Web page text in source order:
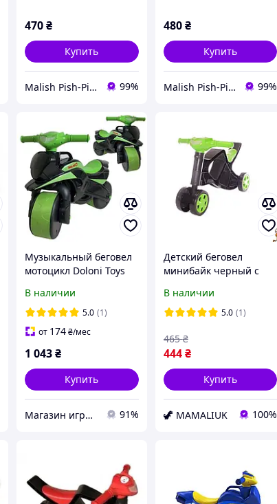
470₴
Купить
Malish Pish-Pish 99%
480 ₴
Купить
Malish Pish-Pish 99%
Музыкальный беговел
мотоцикл Doloni Toys
Зелёный (0139/59-RT)
В наличии
5.0 (1)
от 174₴/мес
1 043₴
Купить
Магазин игрушек "КАЗКА" 91%
Детский беговел
минибайк черный с
Doloni 0136/01
В наличии
5.0 (1)
444 ₴
465 ₴
Купить
🦖 MAMALIUK 100%